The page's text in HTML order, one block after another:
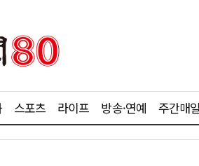
스포츠 라이프 방송·연예 주간매일